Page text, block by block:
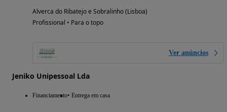
Alverca do Ribatejo e Sobralinho (Lisboa)
Profissional • Para o topo
Ver anúncios
Jeniko Unipessoal Lda
Financiamento Entrega em casa